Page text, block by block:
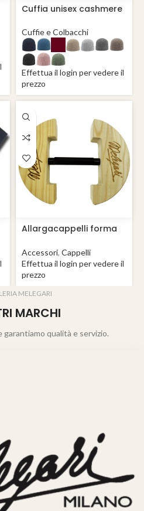
Cuffia unisex cashmere
Cuffie e Colbacchi
Effettua il login per vedere il
prezzo
Allargacappelli forma
naturale
Accessori, Cappelli
Effettua il login per vedere il
prezzo
MELEGARI
MARCHI
garantiamo qualità e servizio.